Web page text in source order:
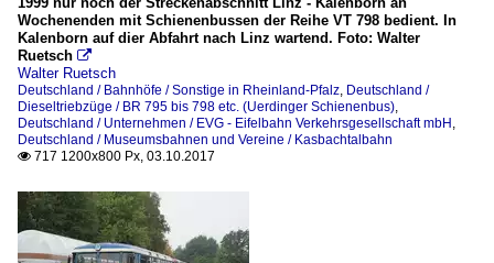
Wochenenden mit Schienenbussen der Reihe VT 798 bedient. In
Kalenborn auf dier Abfahrt nach Linz wartend. Foto: Walter
Ruetsch 
Walter Ruetsch
Deutschland / Bahnhöfe / Sonstige in Rheinland-Pfalz Deutschland /
Dieseltriebzüge / BR 795 bis 798 etc. (Uerdinger Schienenbus)
Deutschland / Unternehmen / EVG - Eifelbahn Verkehrsgesellschaft mbH
Deutschland / Museumsbahnen und Vereine / Kasbachtalbahn
 717 1200x800 Px, 03.10.2017